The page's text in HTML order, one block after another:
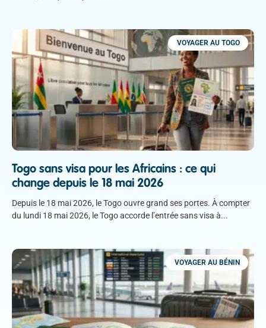
VOYAGER AU TOGO
Togo sans visa pour les Africains : ce qui
change depuis le 18 mai 2026
Depuis le 18 mai 2026, le Togo ouvre grand ses portes. À compter
du lundi 18 mai 2026, le Togo accorde l’entrée sans visa à
VOYAGER AU BÉNIN